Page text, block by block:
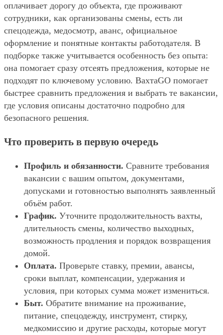
оплачивает дорогу до объекта, где проживают
сотрудники, как организованы смены, есть ли
спецодежда, медосмотр, аванс, официальное
оформление и понятные контакты работодателя. В
подборке также учитывается особенность без опыта:
она помогает сразу отсеять предложения, которые не
подходят по ключевому условию. ВахтаGO помогает
быстрее сравнить предложения и выбрать те вакансии,
где условия описаны достаточно подробно для
безопасного решения.
Что проверить в первую очередь
Профиль и обязанности. Сравните требования
вакансии с вашим опытом, документами,
допусками и готовностью выполнять заявленный
объём работ.
График. Уточните продолжительность вахты,
длительность смены, количество выходных,
возможность продления и порядок возвращения
домой.
Оплата. Проверьте ставку, премии, авансы,
сроки выплат, компенсации, удержания и
условия, при которых сумма может измениться.
Быт. Обратите внимание на проживание,
питание, спецодежду, инструмент, стирку,
медкомиссию и другие расходы, которые могут